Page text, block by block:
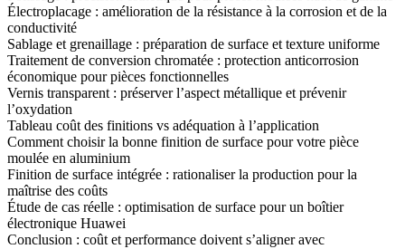
Électroplacage : amélioration de la résistance à la corrosion et de la
conductivité
Sablage et grenaillage : préparation de surface et texture uniforme
Traitement de conversion chromatée : protection anticorrosion
économique pour pièces fonctionnelles
Vernis transparent : préserver l’aspect métallique et prévenir
l’oxydation
Tableau coût des finitions vs adéquation à l’application
Comment choisir la bonne finition de surface pour votre pièce
moulée en aluminium
Finition de surface intégrée : rationaliser la production pour la
maîtrise des coûts
Étude de cas réelle : optimisation de surface pour un boîtier
électronique Huawei
Conclusion : coût et performance doivent s’aligner avec